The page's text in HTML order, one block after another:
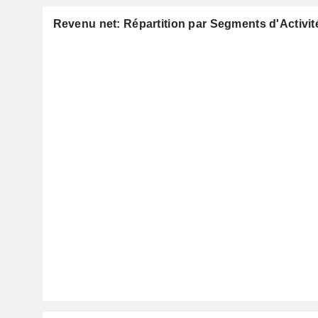
Revenu net: Répartition par Segments